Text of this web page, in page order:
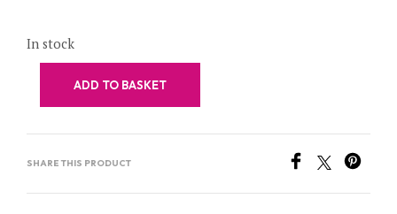
In stock
ADD TO BASKET
SHARE THIS PRODUCT